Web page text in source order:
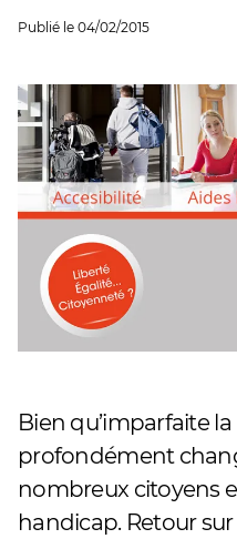
Publié le 04/02/2015
Bien qu’imparfaite la
profondément
nombreux citoyens
handicap. Retour